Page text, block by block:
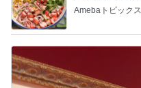
Amebaトピックス